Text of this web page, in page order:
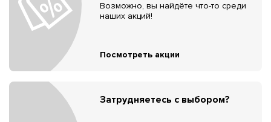
Возможно, вы найдёте что-то среди
наших акций!
Посмотреть акции
Затрудняетесь с выбором?